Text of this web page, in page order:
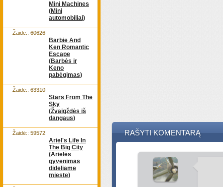
Mini Machines
(Mini
automobiliai)
Barbie And
Ken Romantic
Escape
(Barbės ir
Keno
pabėgimas)
Žaidė:: 60626
Stars From The
Sky
(Žvaigždės iš
dangaus)
Žaidė:: 63310
Ariel's Life In
The Big City
(Arielės
gyvenimas
dideliame
mieste)
Žaidė:: 59572 RAŠYTI KOMENTARĄ